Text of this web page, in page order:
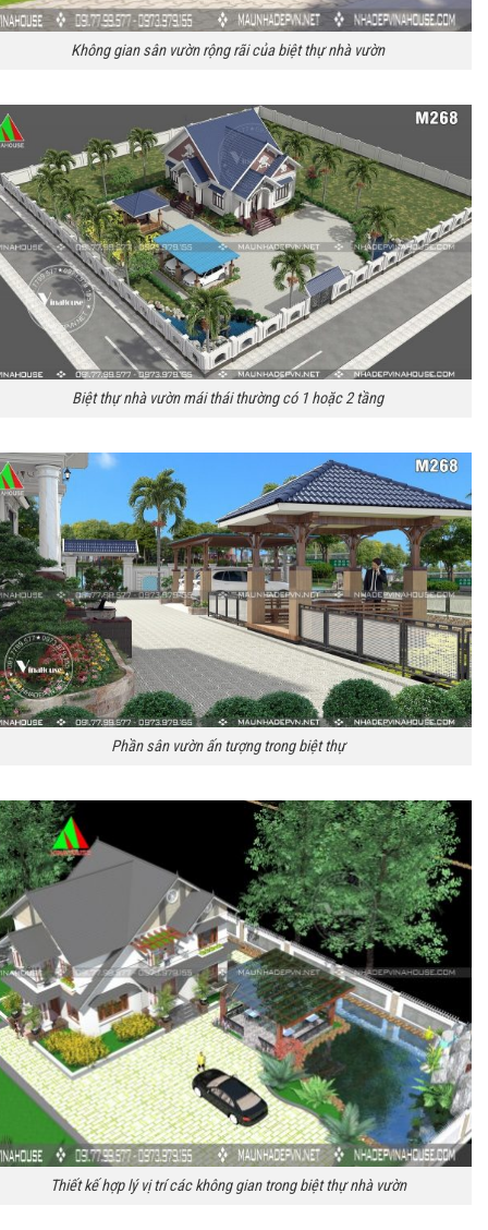
Không gian sân vườn rộng rãi của biệt thự nhà vườn
Biệt thự nhà vườn mái thái thường có 1 hoặc 2 tầng
Phần sân vườn ấn tượng trong biệt thự
Thiết kế hợp lý vị trí các không gian trong biệt thự nhà vườn